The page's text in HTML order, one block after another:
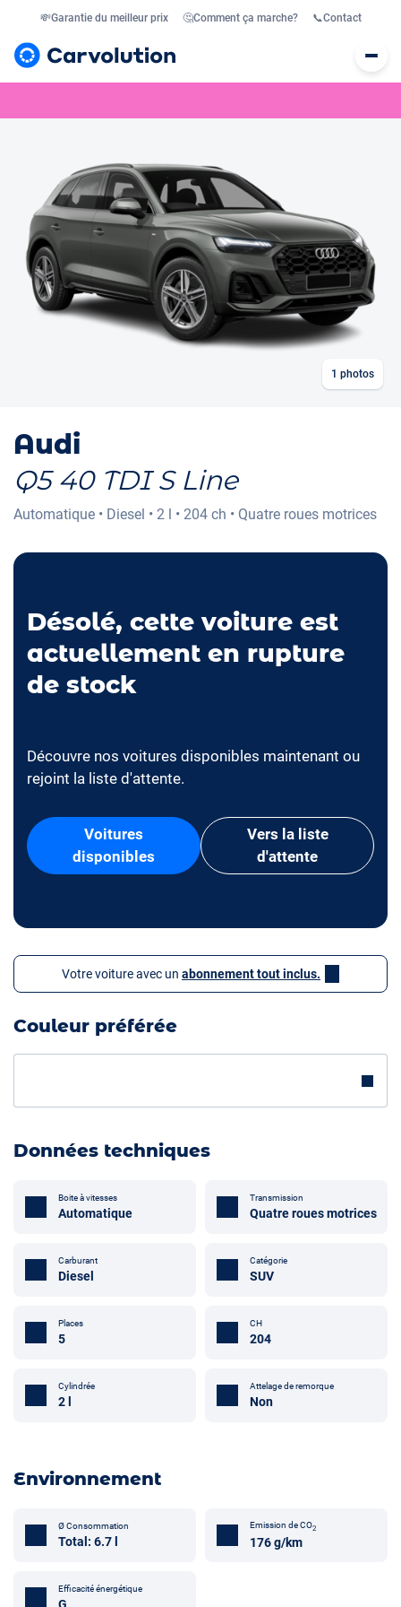
💸Garantie du meilleur prix 🤔Comment ça marche? 📞Contact
1 photos
Audi
Q5 40 TDI S Line
Automatique • Diesel • 2 l • 204 ch • Quatre roues motrices
Désolé, cette voiture est
actuellement en rupture
de stock
Découvre nos voitures disponibles maintenant ou
rejoint la liste d'attente.
Voitures
disponibles
Vers la liste
d'attente
Votre voiture avec un abonnement tout inclus.
Couleur préférée
Données techniques
Boite à vitesses
Automatique
Transmission
Quatre roues motrices
Carburant
Diesel
Catégorie
SUV
Places
5
CH
204
Cylindrée
2 l
Attelage de remorque
Non
Environnement
Ø Consommation
Total: 6.7 l
Emission de CO2
176 g/km
Efficacité énergétique
G